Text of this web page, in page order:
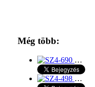
Még több:
…
…